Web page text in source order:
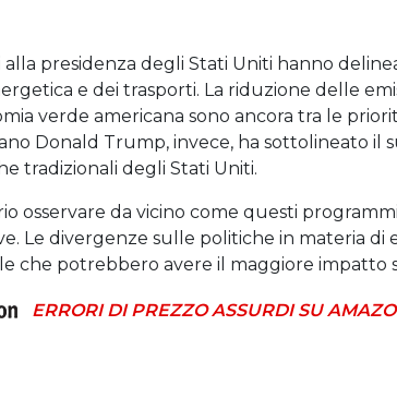
alla presidenza degli Stati Uniti hanno
e dei trasporti. La riduzione delle
verde americana sono ancora tra le
Donald Trump, invece, ha sottolineato il
tradizionali degli Stati Uniti.
osservare da vicino come questi
Le divergenze sulle politiche in materia di
che potrebbero avere il maggiore impatto
ERRORI DI PREZZO ASSURDI SU